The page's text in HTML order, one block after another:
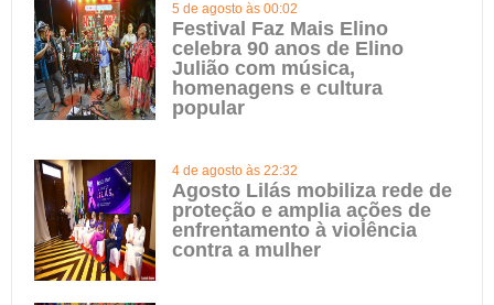
5 de agosto às 00:02
Festival Faz Mais Elino
celebra 90 anos de Elino
Julião com música,
homenagens e cultura
popular
4 de agosto às 22:32
Agosto Lilás mobiliza rede de
proteção e amplia ações de
enfrentamento à violência
contra a mulher